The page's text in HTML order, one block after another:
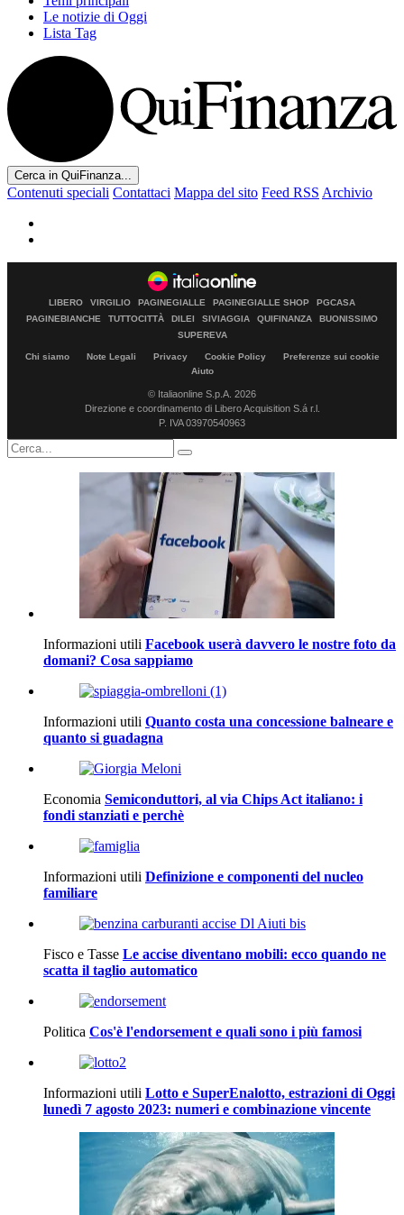
Le notizie di Oggi
Lista Tag
Cerca in QuiFinanza...
Contenuti speciali Contattaci Mappa del sito Feed RSS Archivio
LIBERO VIRGILIO PAGINEGIALLE PAGINEGIALLE SHOP
PGCASA
PAGINEBIANCHE
TUTTOCITTÀ DILEI SIVIAGGIA QUIFINANZA
BUONISSIMO
SUPEREVA
Chi siamo Note Legali Privacy Cookie Policy
Preferenze sui cookie
Aiuto
© Italiaonline S.p.A. 2026
Direzione e coordinamento di Libero Acquisition S.á r.l.
P. IVA 03970540963
Informazioni utili Facebook userà davvero le nostre foto da
domani? Cosa sappiamo
Informazioni utili Quanto costa una concessione balneare e
quanto si guadagna
Economia Semiconduttori, al via Chips Act italiano: i
fondi stanziati e perchè
Informazioni utili Definizione e componenti del nucleo
familiare
Fisco e Tasse Le accise diventano mobili: ecco quando ne
scatta il taglio automatico
Politica Cos'è l'endorsement e quali sono i più famosi
Informazioni utili Lotto e SuperEnalotto, estrazioni di Oggi
lunedì 7 agosto 2023: numeri e combinazione vincente